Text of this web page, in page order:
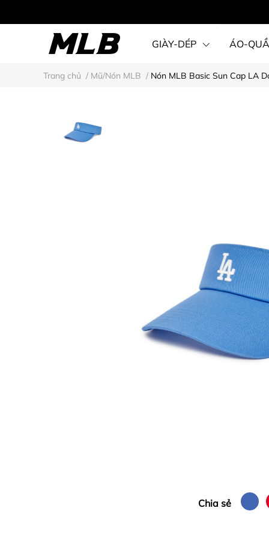
GIÀY-DÉP ÁO-
STEAL KARINA STYLE
Trang chủ / Mũ/Nón MLB / Nón MLB Basic Sun Cap LA
Chia sẻ